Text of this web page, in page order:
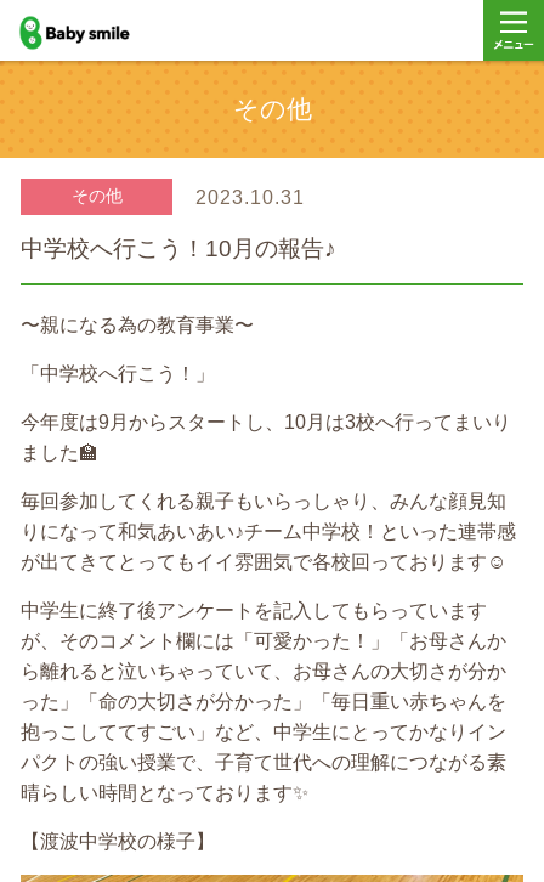
baby smile
その他
その他 2023.10.31
中学校へ行こう！10月の報告♪
〜親になる為の教育事業〜
「中学校へ行こう！」
今年度は9月からスタートし、10月は3校へ行ってまいり
ました🏫
毎回参加してくれる親子もいらっしゃり、みんな顔見知
りになって和気あいあい♪チーム中学校！といった連帯感
が出てきてとってもイイ雰囲気で各校回っております☺️
中学生に終了後アンケートを記入してもらっています
が、そのコメント欄には「可愛かった！」「お母さんか
ら離れると泣いちゃっていて、お母さんの大切さが分か
った」「命の大切さが分かった」「毎日重い赤ちゃんを
抱っこしててすごい」など、中学生にとってかなりイン
パクトの強い授業で、子育て世代への理解につながる素
晴らしい時間となっております✨
【渡波中学校の様子】